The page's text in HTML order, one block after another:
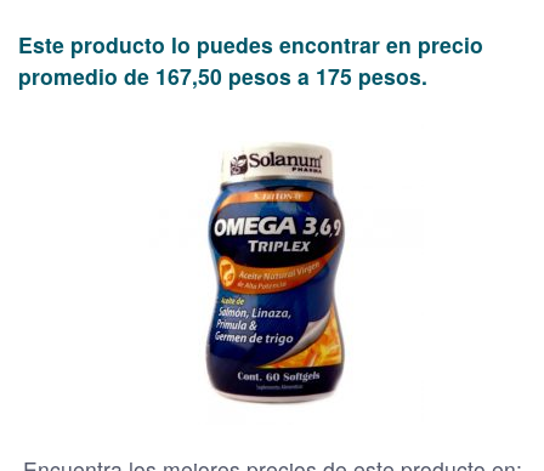
Este producto lo puedes encontrar en precio
promedio de 167,50 pesos a 175 pesos.